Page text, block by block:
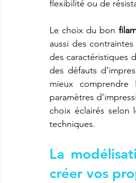
flexibilité ou de
Le choix du bon
aussi des
des caractéristiques
des défauts
mieux
paramètres
choix éclairés selon
techniques.
La
créer vos